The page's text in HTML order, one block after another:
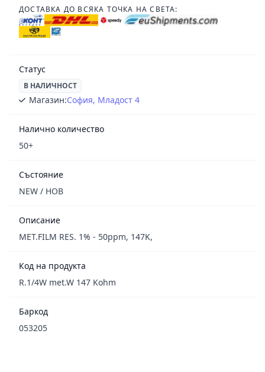
ДОСТАВКА ДО ВСЯКА ТОЧКА НА СВЕТА:
Статус
В НАЛИЧНОСТ
Магазин:София, Младост 4
Налично количество
50+
Състояние
NEW / НОВ
Описание
MET.FILM RES. 1% - 50ppm, 147K,
Код на продукта
R.1/4W met.W 147 Kohm
Баркод
053205